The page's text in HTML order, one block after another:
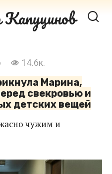
14.6к.
Марина,
свекровью и
детских вещей
чужим и